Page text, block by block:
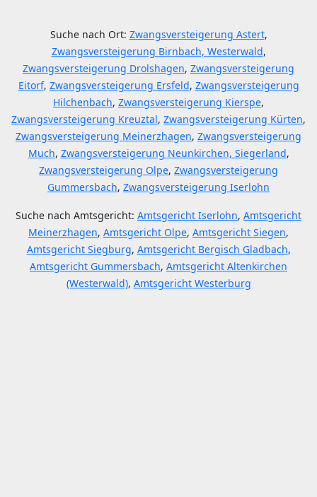
Suche nach Ort: Zwangsversteigerung Astert,
Zwangsversteigerung Birnbach, Westerwald,
Zwangsversteigerung Drolshagen, Zwangsversteigerung
Eitorf, Zwangsversteigerung Ersfeld, Zwangsversteigerung
Hilchenbach, Zwangsversteigerung Kierspe,
Zwangsversteigerung Kreuztal, Zwangsversteigerung Kürten,
Zwangsversteigerung Meinerzhagen, Zwangsversteigerung
Much, Zwangsversteigerung Neunkirchen, Siegerland,
Zwangsversteigerung Olpe, Zwangsversteigerung
Gummersbach, Zwangsversteigerung Iserlohn
Suche nach Amtsgericht: Amtsgericht Iserlohn, Amtsgericht
Meinerzhagen, Amtsgericht Olpe, Amtsgericht Siegen,
Amtsgericht Siegburg, Amtsgericht Bergisch Gladbach,
Amtsgericht Gummersbach, Amtsgericht Altenkirchen
(Westerwald), Amtsgericht Westerburg